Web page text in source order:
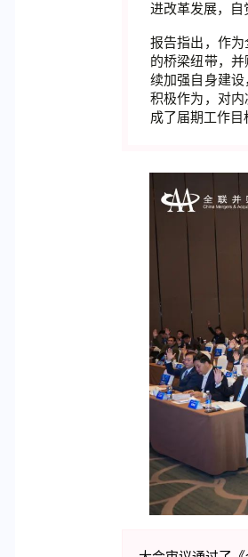
进改革发展，自
报告指出，作
的桥梁纽带，
续加强自身建
积极作为，对
成了届期工作目